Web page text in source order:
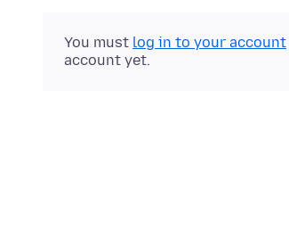
You must log in to your account
account yet.